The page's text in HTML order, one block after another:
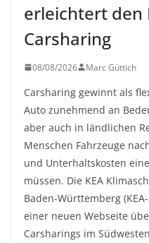
erleichtert den
Carsharing
08/08/2026 Marc Güttich
Carsharing gewinnt als
Auto zunehmend an
aber auch in ländlichen
Menschen Fahrzeuge
und Unterhaltskosten
müssen. Die KEA
Baden-Württemberg
einer neuen Webseite
Carsharings im